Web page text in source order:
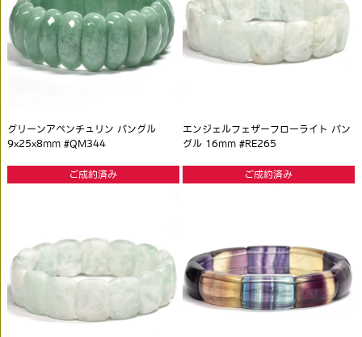
グリーンアベンチュリン バングル
9x25x8mm #QM344
ご成約済み
エンジェルフェザーフローライト バン
グル 16mm #RE265
ご成約済み